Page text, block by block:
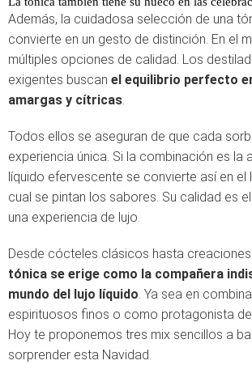
Además, la cuidadosa selección de una
convierte en un gesto de distinción. En el
múltiples opciones de calidad. Los
exigentes buscan el equilibrio perfecto
amargas y cítricas.
Todos ellos se aseguran de que cada
experiencia única. Si la combinación es la
líquido efervescente se convierte así en el
cual se pintan los sabores. Su calidad es
una experiencia de lujo.
Desde cócteles clásicos hasta
tónica se erige como la compañera
mundo del lujo líquido. Ya sea en
espirituosos finos o como protagonista
Hoy te proponemos tres mix sencillos a
sorprender esta Navidad.